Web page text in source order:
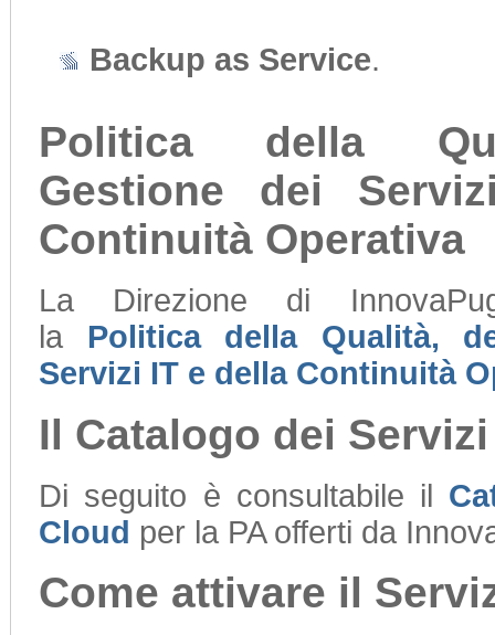
Backup as Service.
Politica della
Gestione dei
Continuità Operativa
La Direzione di
la Politica della Qualità,
Servizi IT e della Continuità
Il Catalogo dei Servizi
Di seguito è consultabile il
Cloud per la PA offerti da
Come attivare il